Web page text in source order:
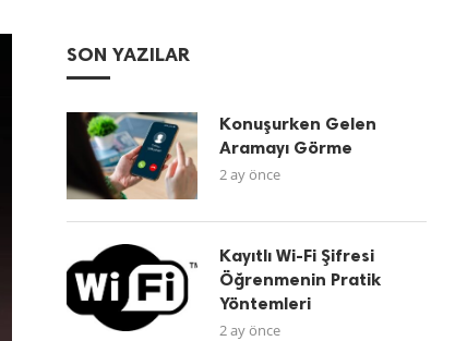
SON YAZILAR
Konuşurken Gelen
Aramayı Görme
2 ay önce
Kayıtlı Wi-Fi Şifresi
Öğrenmenin Pratik
Yöntemleri
2 ay önce